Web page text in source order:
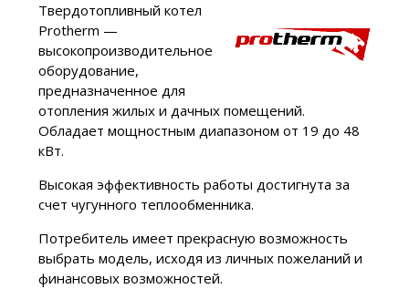
Твердотопливный котел
Protherm —
высокопроизводительное
оборудование,
предназначенное для
отопления жилых и дачных помещений.
Обладает мощностным диапазоном от 19 до 48
кВт.
Высокая эффективность работы достигнута за
счет чугунного теплообменника.
Потребитель имеет прекрасную возможность
выбрать модель, исходя из личных пожеланий и
финансовых возможностей.